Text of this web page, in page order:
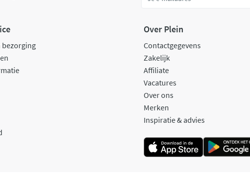
bezorging
Over Plein
Contactgegevens
Zakelijk
Affiliate
Vacatures
Over ons
Merken
Inspiratie & advies